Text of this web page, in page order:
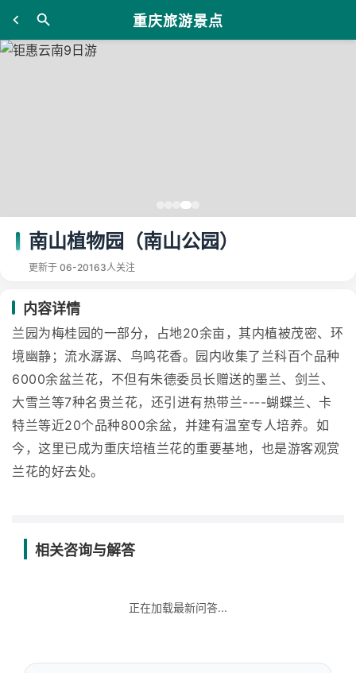
重庆旅游景点
南山植物园（南山公园）
更新于 06-20163人关注
内容详情
兰园为梅桂园的一部分，占地20余亩，其内植被茂密、环
境幽静；流水潺潺、鸟鸣花香。园内收集了兰科百个品种
6000余盆兰花，不但有朱德委员长赠送的墨兰、剑兰、
大雪兰等7种名贵兰花，还引进有热带兰----蝴蝶兰、卡
特兰等近20个品种800余盆，并建有温室专人培养。如
今，这里已成为重庆培植兰花的重要基地，也是游客观赏
兰花的好去处。
相关咨询与解答
正在加载最新问答...